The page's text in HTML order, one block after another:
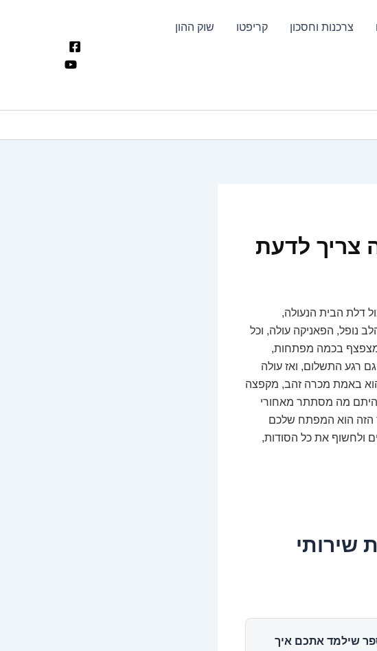
צרכנות וחסכון קריפטו שוק ההון
צריך לדעת
דלת הבית הנעולה,
נופל, הפאניקה עולה, וכל
מצפצף בכמה מפתחות,
רגע התשלום, ואז עולה
באמת מכרה זהב, מקפצה
מה מסתתר מאחורי
הזה הוא המפתח שלכם
ולחשוף את כל הסודות,
שירותי
שילמד אתכם איך